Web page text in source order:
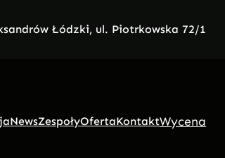
Łódzki, ul. Piotrkowska 72/1
NewsZespołyOfertaKontaktWycena